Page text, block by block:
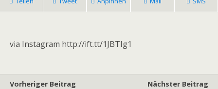
via Instagram http://ift.tt/1JBTIg1
Vorheriger Beitrag
Nächster Beitrag